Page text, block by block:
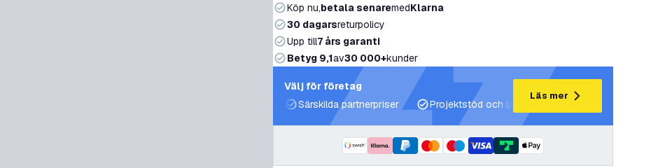
Köp nu,betala senaremedKlarna
30 dagarsreturpolicy
Upp till7 års garanti
Betyg 9,1av30 000+kunder
Välj för företag
Särskilda partnerpriser
Projektstöd och ljusplaner
Läs mer